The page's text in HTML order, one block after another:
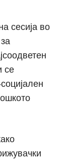
сесија во
се